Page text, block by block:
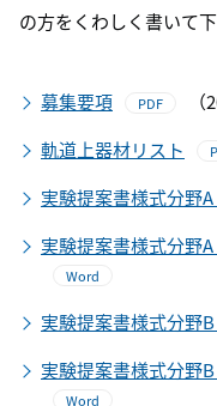
の方をくわしく書いて下
募集要項 PDF
軌道上器材リスト
実験提案書様式分野A
実験提案書様式分野
Word
実験提案書様式分野B
実験提案書様式分野
Word